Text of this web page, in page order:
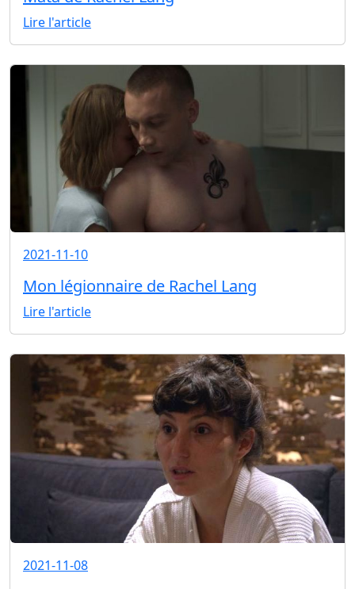
Lire l'article
2021-11-10
Mon légionnaire de Rachel Lang
Lire l'article
2021-11-08